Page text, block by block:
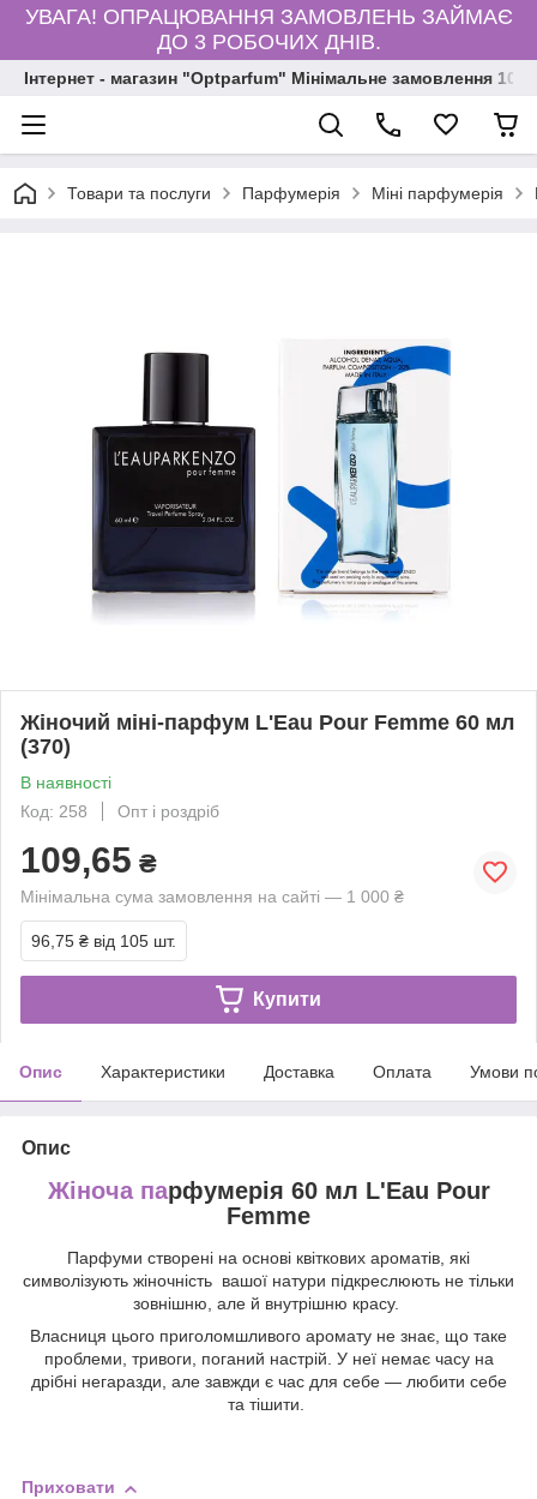
УВАГА! ОПРАЦЮВАННЯ ЗАМОВЛЕНЬ ЗАЙМАЄ
ДО 3 РОБОЧИХ ДНІВ.
Інтернет - магазин "Optparfum" Мінімальне замовлення
Товари та послуги Парфумерія Міні парфумерія
Жіночий міні-парфум L'Eau Pour Femme 60 мл
(370)
В наявності
Код: 258
Опт і роздріб
109,65 ₴
Мінімальна сума замовлення на сайті — 1 000 ₴
96,75 ₴ від 105 шт.
Купити
Опис Характеристики Доставка Оплата Умови
Опис
Жіноча парфумерія 60 мл L'Eau Pour
Femme
Парфуми створені на основі квіткових ароматів, які
символізують жіночність вашої натури підкреслюють не тільки
зовнішню, але й внутрішню красу.
Власниця цього приголомшливого аромату не знає, що таке
проблеми, тривоги, поганий настрій. У неї немає часу на
дрібні негаразди, але завжди є час для себе — любити себе
та тішити.
Приховати